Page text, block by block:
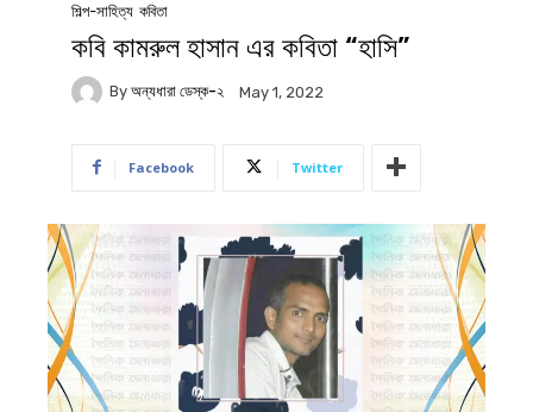
শিল্প-সাহিত্য কবিতা
কবি কামরুল হাসান এর কবিতা “হাসি”
By অন্যধারা ডেস্ক-২ May 1, 2022
Facebook Twitter